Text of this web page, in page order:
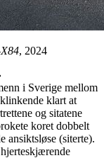
, 2024
i Sverige mellom
klart at
og sitatene
koret dobbelt
ansiktsløse (siterte).